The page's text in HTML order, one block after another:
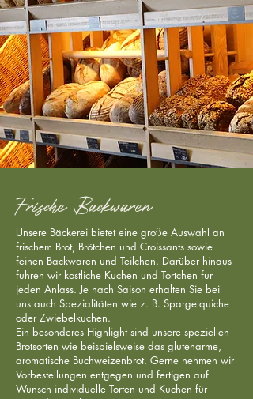
Frische Backwaren
Unsere Bäckerei bietet eine große Auswahl an
frischem Brot, Brötchen und Croissants sowie
feinen Backwaren und Teilchen. Darüber hinaus
führen wir köstliche Kuchen und Törtchen für
jeden Anlass. Je nach Saison erhalten Sie bei
uns auch Spezialitäten wie z. B. Spargelquiche
oder Zwiebelkuchen.
Ein besonderes Highlight sind unsere speziellen
Brotsorten wie beispielsweise das glutenarme,
aromatische Buchweizenbrot. Gerne nehmen wir
Vorbestellungen entgegen und fertigen auf
Wunsch individuelle Torten und Kuchen für